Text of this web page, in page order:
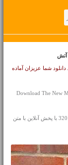
دانلود شما عزیزان آماده
Download The New
دانلود آهنگ مهران آتش من عاشقت شدم با کیفیت های 128 و 320 با پخش آنلاین با متن